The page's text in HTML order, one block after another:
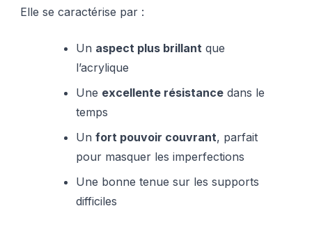
Elle se caractérise par :
Un aspect plus brillant que
l’acrylique
Une excellente résistance dans le
temps
Unfort pouvoir couvrant, parfait
pour masquer les imperfections
Une bonne tenue sur les supports
difficiles